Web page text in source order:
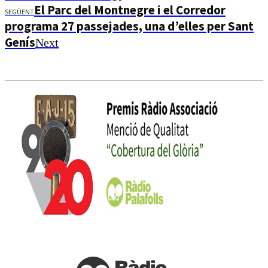
SEGÜENTEl Parc del Montnegre i el Corredor
programa 27 passejades, una d’elles per Sant
GenísNext